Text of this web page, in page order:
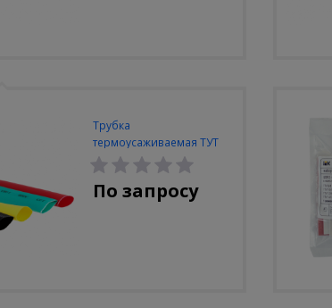
Трубка
термоусаживаемая ТУТ
ЭКФ 30/15 бел (упак. 25м)
По запросу